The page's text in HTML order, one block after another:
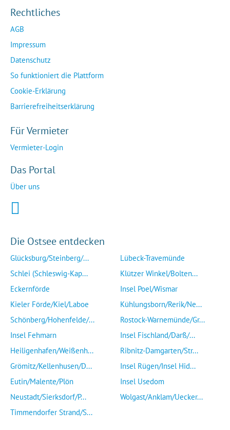
Rechtliches
AGB
Impressum
Datenschutz
So funktioniert die Plattform
Cookie-Erklärung
Barrierefreiheitserklärung
Für Vermieter
Vermieter-Login
Das Portal
Über uns
Die Ostsee entdecken
Glücksburg/Steinberg/...
Schlei (Schleswig-Kap...
Eckernförde
Kieler Förde/Kiel/Laboe
Schönberg/Hohenfelde/...
Insel Fehmarn
Heiligenhafen/Weißenh...
Grömitz/Kellenhusen/D...
Eutin/Malente/Plön
Neustadt/Sierksdorf/P...
Timmendorfer Strand/S...
Lübeck-Travemünde
Klützer Winkel/Bolten...
Insel Poel/Wismar
Kühlungsborn/Rerik/Ne...
Rostock-Warnemünde/Gr...
Insel Fischland/Darß/...
Ribnitz-Damgarten/Str...
Insel Rügen/Insel Hid...
Insel Usedom
Wolgast/Anklam/Uecker...